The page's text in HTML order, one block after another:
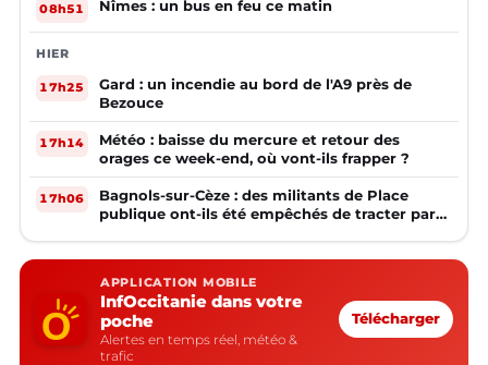
08h51 Nîmes : un bus en feu ce matin
HIER
17h25
Gard : un incendie au bord de l'A9 près de
Bezouce
17h14
Météo : baisse du mercure et retour des
orages ce week-end, où vont-ils frapper ?
17h06
Bagnols-sur-Cèze : des militants de Place
publique ont-ils été empêchés de tracter par
APPLICATION MOBILE
InfOccitanie dans votre
poche
Alertes en temps réel, météo &
trafic
Télécharger